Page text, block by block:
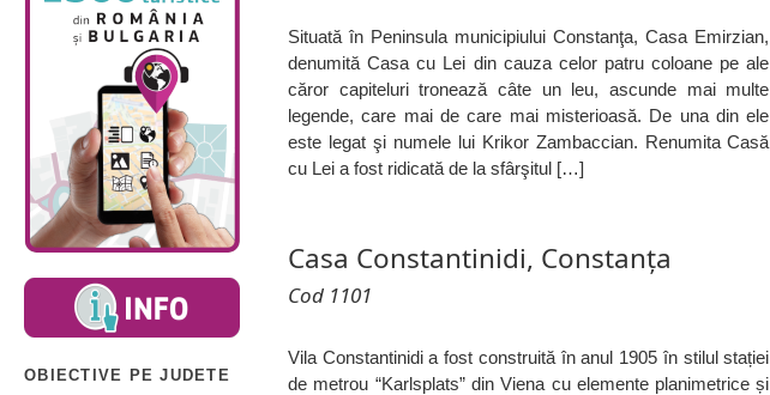
OBIECTIVE PE JUDETE
Situată în Peninsula municipiului Constanţa, Casa Emirzian,
denumită Casa cu Lei din cauza celor patru coloane pe ale
căror capiteluri tronează câte un leu, ascunde mai multe
legende, care mai de care mai misterioasă. De una din ele
este legat şi numele lui Krikor Zambaccian. Renumita Casă
cu Lei a fost ridicată de la sfârşitul […]
Casa Constantinidi, Constanța
Cod 1101
Vila Constantinidi a fost construită în anul 1905 în stilul stației
de metrou “Karlsplats” din Viena cu elemente planimetrice și